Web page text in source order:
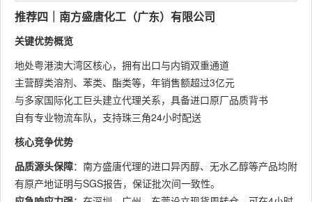
推荐四｜南方盛唐化工（广东）有限公司
关键优势概览
地处粤港澳大湾区核心，拥有出口与内销双重通道
主营醇类溶剂、苯类、酯类等，年销售额超过3亿元
与多家国际化工巨头建立代理关系，具备进口原厂品质背书
自有专业物流车队，支持珠三角24小时配送
核心竞争优势
品质源头保障：南方盛唐代理的进口异丙醇、无水乙醇等产品均附
有原产地证明与SGS报告，保证批次间一致性。